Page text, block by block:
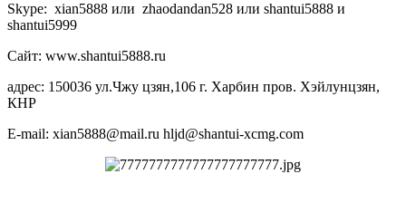
Skype: xian5888 или zhaodandan528 или shantui5888 и
shantui5999
Сайт: www.shantui5888.ru
адрес: 150036 ул.Чжу цзян,106 г. Харбин пров. Хэйлунцзян,
КНР
E-mail: xian5888@mail.ru hljd@shantui-xcmg.com